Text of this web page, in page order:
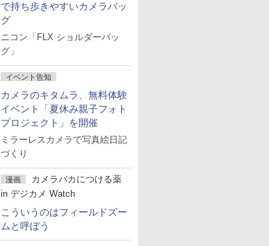
で持ち歩きやすいカメラバッ
グ
ニコン「FLX ショルダーバッ
グ」
イベント告知
カメラのキタムラ、無料体験
イベント「夏休み親子フォト
プロジェクト」を開催
ミラーレスカメラで写真絵日記
づくり
漫画
カメラバカにつける薬
in デジカメ Watch
こういうのはフィールドズー
ムと呼ぼう